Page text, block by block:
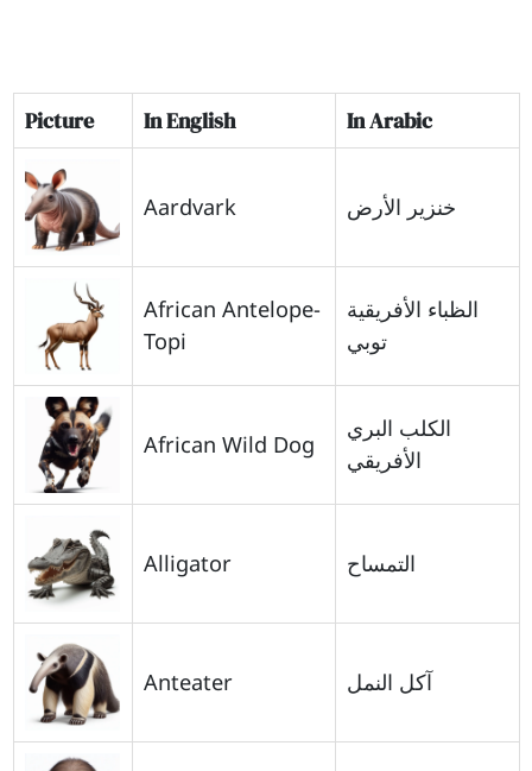
Picture In English In Arabic
Aardvark خنزير الأرض
African Antelope-
Topi
الظباء الأفريقية
توبي
African Wild Dog
الكلب البري
الأفريقي
Alligator التمساح
Anteater آكل النمل